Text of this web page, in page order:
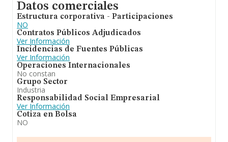
Datos comerciales
Estructura corporativa - Participaciones
NO
Contratos Públicos Adjudicados
Ver Información
Incidencias de Fuentes Públicas
Ver Información
Operaciones Internacionales
No constan
Grupo Sector
Industria
Responsabilidad Social Empresarial
Ver Información
Cotiza en Bolsa
NO